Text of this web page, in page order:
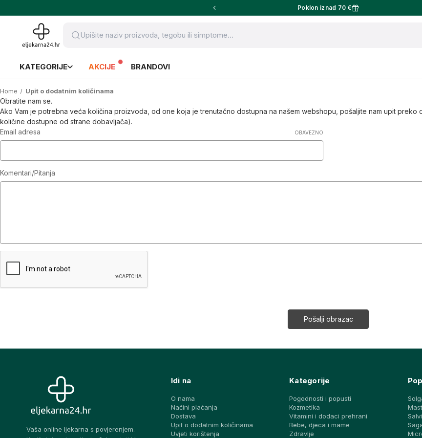
Poklon iznad 70 €
KATEGORIJE AKCIJE BRANDOVI
Home Upit o dodatnim količinama
Obratite nam se.
Ako Vam je potrebna veća količina proizvoda, od one koja je trenutačno dostupna na našem webshopu, pošaljite nam upit
količine dostupne od strane dobavljača).
Email adresa
OBAVEZNO
Komentari/Pitanja
Vaša online ljekarna s povjerenjem.
Idi na
O nama
Načini plaćanja
Dostava
Upit o dodatnim količinama
Uvjeti korištenja
Kategorije
Pogodnosti i popusti
Kozmetika
Vitamini i dodaci prehrani
Bebe, djeca i mame
Zdravlje